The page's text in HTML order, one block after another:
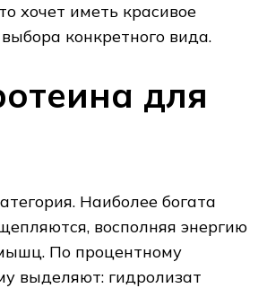
хочет иметь красивое
конкретного вида.
для
Наиболее богата
восполняя энергию
По процентному
выделяют: гидролизат